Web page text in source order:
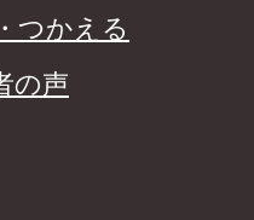
つかえる
の声